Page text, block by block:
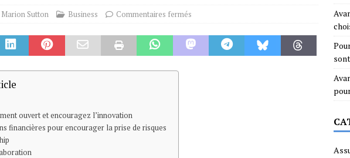
Marion Sutton Business Commentaires fermés
ouvert et encouragez l’innovation
financières pour encourager la prise de risques